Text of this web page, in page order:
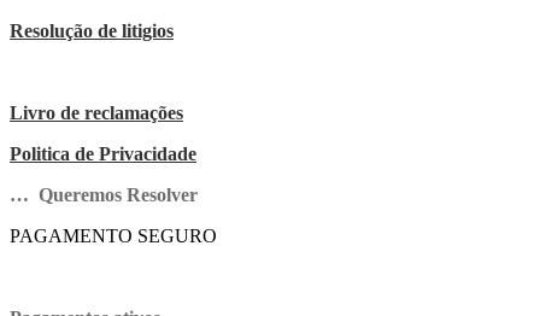
Resolução de litigios
Livro de reclamações
Politica de Privacidade
… Queremos Resolver
PAGAMENTO SEGURO